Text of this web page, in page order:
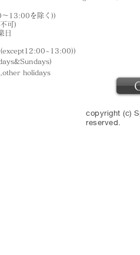
13:00を除く))
可)
日
)
holidays
copyright (c)
reserved.